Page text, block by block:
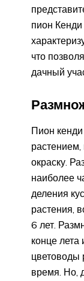
пион
что
дачный
Пион
растением,
окраску.
наиболее
деления
растения,
6 лет.
конце
цветоводы
время. Но,